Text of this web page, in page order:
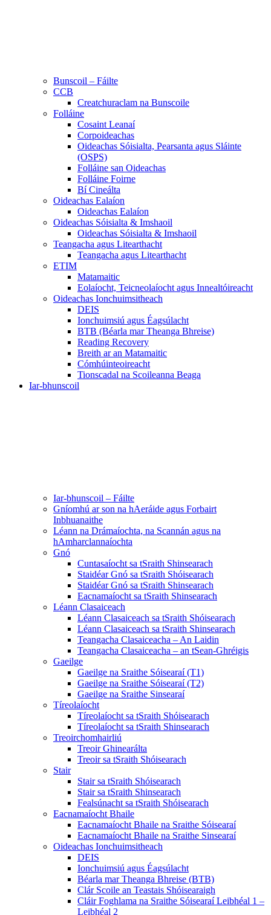
Bunscoil – Fáilte
CCB
Creatchuraclam na Bunscoile
Folláine
Cosaint Leanaí
Corpoideachas
Oideachas Sóisialta, Pearsanta agus Sláinte
(OSPS)
Folláine san Oideachas
Folláine Foirne
Bí Cineálta
Oideachas Ealaíon
Oideachas Ealaíon
Oideachas Sóisialta & Imshaoil
Oideachas Sóisialta & Imshaoil
Teangacha agus Litearthacht
Teangacha agus Litearthacht
ETIM
Matamaitic
Eolaíocht, Teicneolaíocht agus Innealtóireacht
Oideachas Ionchuimsitheach
DEIS
Ionchuimsiú agus Éagsúlacht
BTB (Béarla mar Theanga Bhreise)
Reading Recovery
Breith ar an Matamaitic
Cómhúinteoireacht
Tionscadal na Scoileanna Beaga
Iar-bhunscoil
Iar-bhunscoil – Fáilte
Gníomhú ar son na hAeráide agus Forbairt
Inbhuanaithe
Léann na Drámaíochta, na Scannán agus na
hAmharclannaíochta
Gnó
Cuntasaíocht sa tSraith Shinsearach
Staidéar Gnó sa tSraith Shóisearach
Staidéar Gnó sa tSraith Shinsearach
Eacnamaíocht sa tSraith Shinsearach
Léann Clasaiceach
Léann Clasaiceach sa tSraith Shóisearach
Léann Clasaiceach sa tSraith Shinsearach
Teangacha Clasaiceacha – An Laidin
Teangacha Clasaiceacha – an tSean-Ghréigis
Gaeilge
Gaeilge na Sraithe Sóisearaí (T1)
Gaeilge na Sraithe Sóisearaí (T2)
Gaeilge na Sraithe Sinsearaí
Tíreolaíocht
Tíreolaíocht sa tSraith Shóisearach
Tíreolaíocht sa tSraith Shinsearach
Treoirchomhairliú
Treoir Ghinearálta
Treoir sa tSraith Shóisearach
Stair
Stair sa tSraith Shóisearach
Stair sa tSraith Shinsearach
Fealsúnacht sa tSraith Shóisearach
Eacnamaíocht Bhaile
Eacnamaíocht Bhaile na Sraithe Sóisearaí
Eacnamaíocht Bhaile na Sraithe Sinsearaí
Oideachas Ionchuimsitheach
DEIS
Ionchuimsiú agus Éagsúlacht
Béarla mar Theanga Bhreise (BTB)
Clár Scoile an Teastais Shóisearaigh
Cláir Foghlama na Sraithe Sóisearaí Leibhéal 1 –
Leibhéal 2